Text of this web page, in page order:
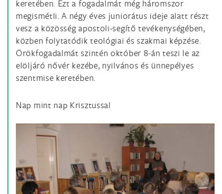
keretében. Ezt a fogadalmát még háromszor
megismétli. A négy éves juniorátus ideje alatt részt
vesz a közösség apostoli-segítő tevékenységében,
közben folytatódik teológiai és szakmai képzése.
Örökfogadalmát szintén október 8-án teszi le az
elöljáró nővér kezébe, nyilvános és ünnepélyes
szentmise keretében.
Nap mint nap Krisztussal